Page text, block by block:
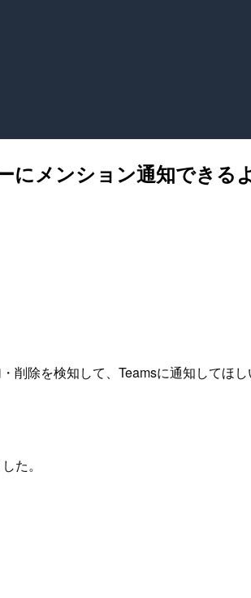
にメンション通知できる
除を検知して、Teamsに通知してほ
た。